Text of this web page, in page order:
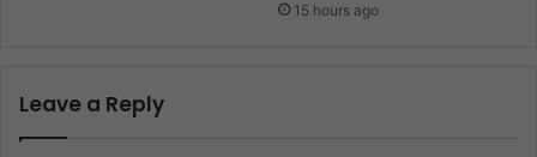
15 hours ago
Leave a Reply